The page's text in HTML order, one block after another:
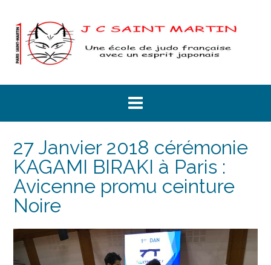
content
27 Janvier 2018 cérémonie
KAGAMI BIRAKI à Paris :
Avicenne promu ceinture
Noire